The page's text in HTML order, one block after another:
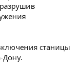
станицы
Дону.